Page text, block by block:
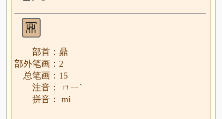
鼏
部首：鼎
部外笔画：2
总笔画：15
注音： ㄇㄧˋ
拼音： mì